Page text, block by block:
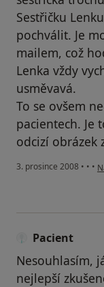
Sestřičku
pochválit. Je
mailem, což
Lenka vždy
usměvavá.
To se ovšem
pacientech. Je
odcizí obrázek
3. prosince 2008 • • •
Pacient
Nesouhlasím,
nejlepší